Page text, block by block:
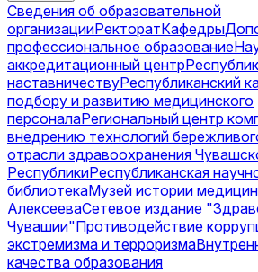
Сведения об образовательной
организацииРекторатКафедры
профессиональное образование
аккредитационный центр
наставничествуРеспубликанский
подбору и развитию медицинского
персоналаРегиональный центр
внедрению технологий
отрасли здравоохранения
РеспубликиРеспубликанская
библиотекаМузей истории
АлексееваСетевое издание
Чувашии"Противодействие
экстремизма и терроризма
качества образования